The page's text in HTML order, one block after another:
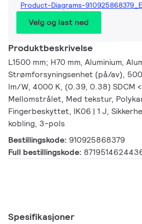
Product-Diagrams-
Velg og last ned
Produktbeskrivelse
L1500 mm; H70 mm, Aluminium,
Strømforsyningsenhet (på/av),
lm/W, 4000 K, (0.39, 0.38) SDCM
Mellomstrålet, Med tekstur,
Fingerbeskyttet, IK06 | 1 J,
kobling, 3-pols
Bestillingskode: 910925868379
Full bestillingskode:
Spesifikasjoner